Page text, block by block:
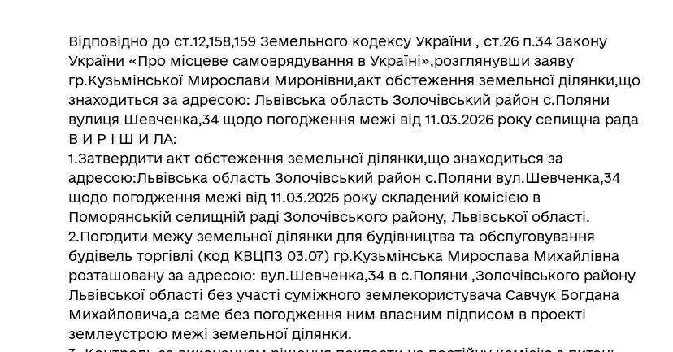
Відповідно до ст.12,158,159 Земельного кодексу України , ст.26 п.34 Закону
України «Про місцеве самоврядування в Україні»,розглянувши заяву
гр.Кузьмінської Мирослави Миронівни,акт обстеження земельної ділянки,що
знаходиться за адресою: Львівська область Золочівський район с.Поляни
вулиця Шевченка,34 щодо погодження межі від 11.03.2026 року селищна рада
В И Р І Ш И ЛА:
1.Затвердити акт обстеження земельної ділянки,що знаходиться за
адресою:Львівська область Золочівський район с.Поляни вул.Шевченка,34
щодо погодження межі від 11.03.2026 року складений комісією в
Поморянській селищній раді Золочівського району, Львівської області.
2.Погодити межу земельної ділянки для будівництва та обслуговування
будівель торгівлі (код КВЦПЗ 03.07) гр.Кузьмінська Мирослава Михайлівна
розташовану за адресою: вул.Шевченка,34 в с.Поляни ,Золочівського району
Львівської області без участі суміжного землекористувача Савчук Богдана
Михайловича,а саме без погодження ним власним підписом в проекті
землеустрою межі земельної ділянки.